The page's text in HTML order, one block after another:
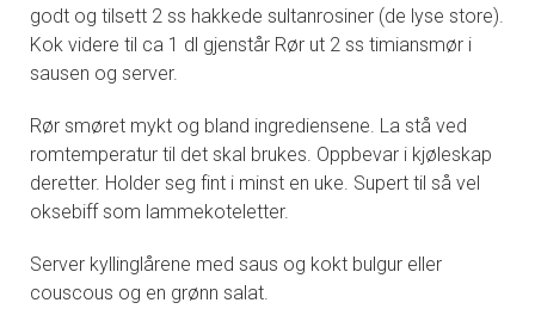
godt og tilsett 2 ss hakkede sultanrosiner (de lyse store).
Kok videre til ca 1 dl gjenstår Rør ut 2 ss timiansmør i
sausen og server.
Rør smøret mykt og bland ingrediensene. La stå ved
romtemperatur til det skal brukes. Oppbevar i kjøleskap
deretter. Holder seg fint i minst en uke. Supert til så vel
oksebiff som lammekoteletter.
Server kyllinglårene med saus og kokt bulgur eller
couscous og en grønn salat.